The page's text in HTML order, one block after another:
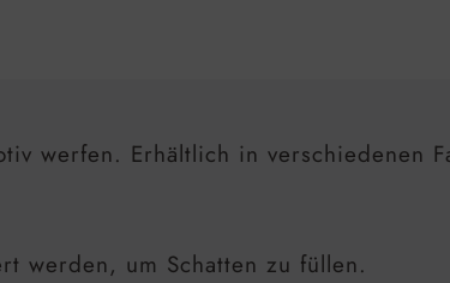
werfen. Erhältlich in verschiedenen
werden, um Schatten zu füllen.